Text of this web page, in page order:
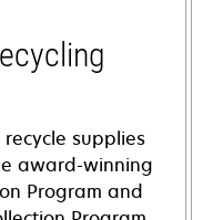
supplies
award-winning
Program and